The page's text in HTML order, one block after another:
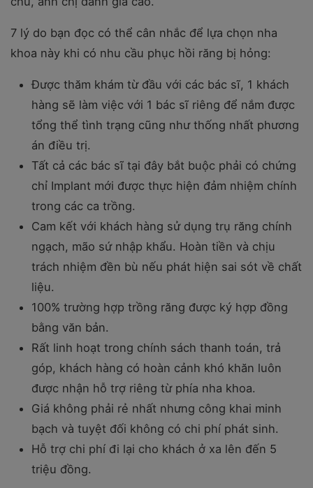
7 lý do bạn đọc có thể cân nhắc để lựa chọn nha
khoa này khi có nhu cầu phục hồi răng bị hỏng:
Được thăm khám từ đầu với các bác sĩ, 1 khách
hàng sẽ làm việc với 1 bác sĩ riêng để nắm được
tổng thể tình trạng cũng như thống nhất phương
án điều trị.
Tất cả các bác sĩ tại đây bắt buộc phải có chứng
chỉ Implant mới được thực hiện đảm nhiệm chính
trong các ca trồng.
Cam kết với khách hàng sử dụng trụ răng chính
ngạch, mão sứ nhập khẩu. Hoàn tiền và chịu
trách nhiệm đền bù nếu phát hiện sai sót về chất
liệu.
100% trường hợp trồng răng được ký hợp đồng
bằng văn bản.
Rất linh hoạt trong chính sách thanh toán, trả
góp, khách hàng có hoàn cảnh khó khăn luôn
được nhận hỗ trợ riêng từ phía nha khoa.
Giá không phải rẻ nhất nhưng công khai minh
bạch và tuyệt đối không có chi phí phát sinh.
Hỗ trợ chi phí đi lại cho khách ở xa lên đến 5
triệu đồng.